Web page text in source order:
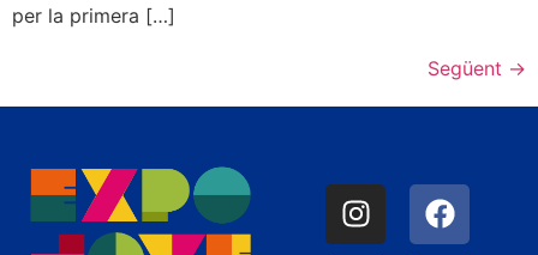
per la primera […]
Següent →